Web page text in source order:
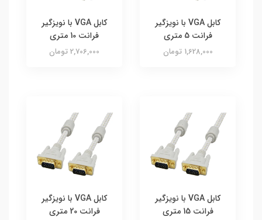
کابل VGA با نویزگیر
فرانت 5 متری
1,628,000 تومان
کابل VGA با نویزگیر
فرانت 10 متری
2,706,000 تومان
کابل VGA با نویزگیر
فرانت 15 متری
کابل VGA با نویزگیر
فرانت 20 متری